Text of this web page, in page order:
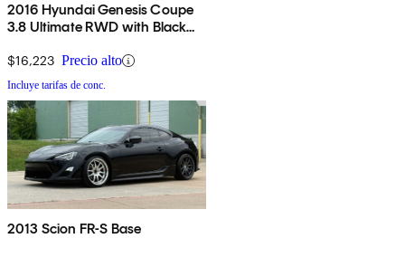
2016 Hyundai Genesis Coupe
3.8 Ultimate RWD with Black
$16,223 Precio alto
Incluye tarifas de conc.
2013 Scion FR-S Base